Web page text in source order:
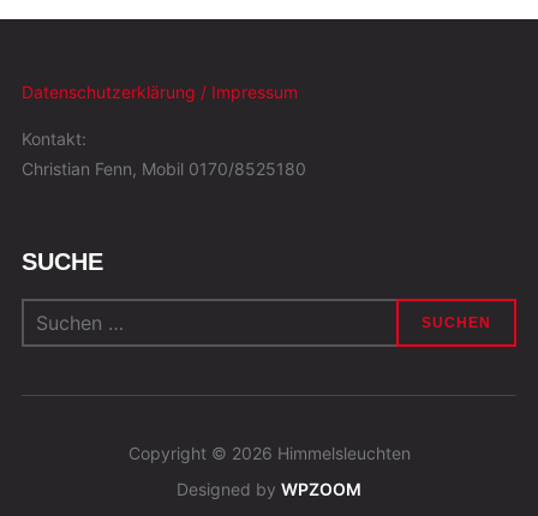
Datenschutzerklärung / Impressum
Kontakt:
Christian Fenn, Mobil 0170/8525180
SUCHE
Suchen
nach:
Copyright © 2026 Himmelsleuchten
Designed by WPZOOM